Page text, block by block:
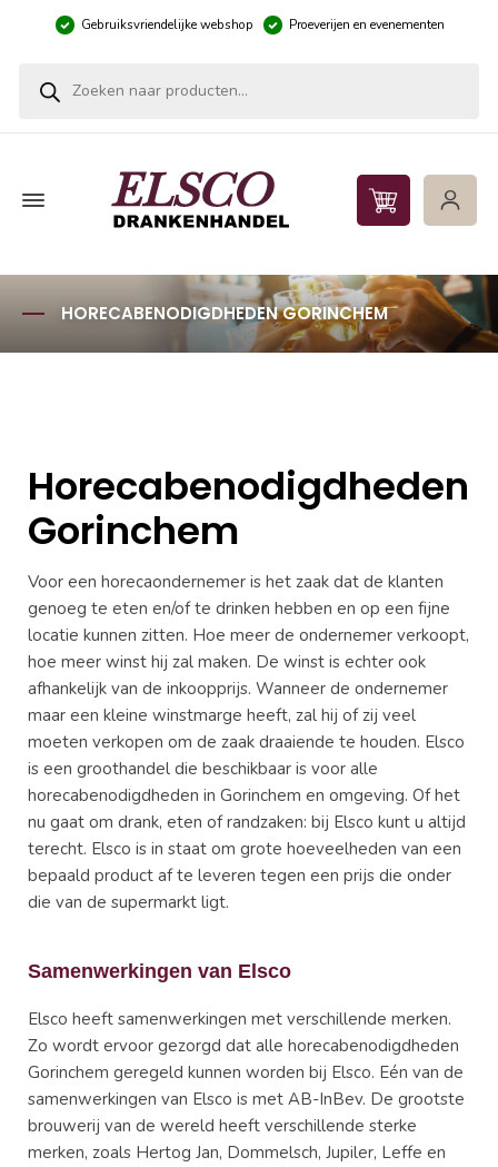
Gebruiksvriendelijke webshop Proeverijen en evenementen
HORECABENODIGDHEDEN GORINCHEM
Horecabenodigdheden
Gorinchem
Voor een horecaondernemer is het zaak dat de klanten
genoeg te eten en/of te drinken hebben en op een fijne
locatie kunnen zitten. Hoe meer de ondernemer verkoopt,
hoe meer winst hij zal maken. De winst is echter ook
afhankelijk van de inkoopprijs. Wanneer de ondernemer
maar een kleine winstmarge heeft, zal hij of zij veel
moeten verkopen om de zaak draaiende te houden. Elsco
is een groothandel die beschikbaar is voor alle
horecabenodigdheden in Gorinchem en omgeving. Of het
nu gaat om drank, eten of randzaken: bij Elsco kunt u altijd
terecht. Elsco is in staat om grote hoeveelheden van een
bepaald product af te leveren tegen een prijs die onder
die van de supermarkt ligt.
Samenwerkingen van Elsco
Elsco heeft samenwerkingen met verschillende merken.
Zo wordt ervoor gezorgd dat alle horecabenodigdheden
Gorinchem geregeld kunnen worden bij Elsco. Eén van de
samenwerkingen van Elsco is met AB-InBev. De grootste
brouwerij van de wereld heeft verschillende sterke
merken, zoals Hertog Jan, Dommelsch, Jupiler, Leffe en